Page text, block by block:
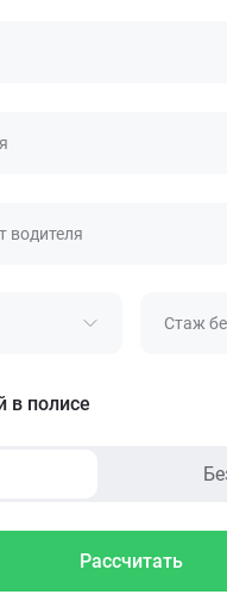
водителя
Стаж
в полисе
Рассчитать